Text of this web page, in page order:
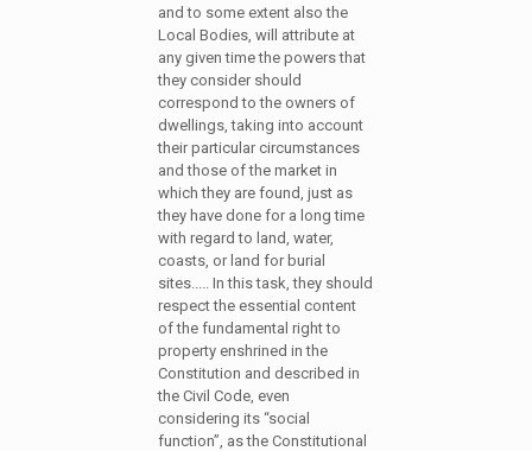
and to some extent also the
Local Bodies, will attribute at
any given time the powers that
they consider should
correspond to the owners of
dwellings, taking into account
their particular circumstances
and those of the market in
which they are found, just as
they have done for a long time
with regard to land, water,
coasts, or land for burial
sites..... In this task, they should
respect the essential content
of the fundamental right to
property enshrined in the
Constitution and described in
the Civil Code, even
considering its “social
function”, as the Constitutional